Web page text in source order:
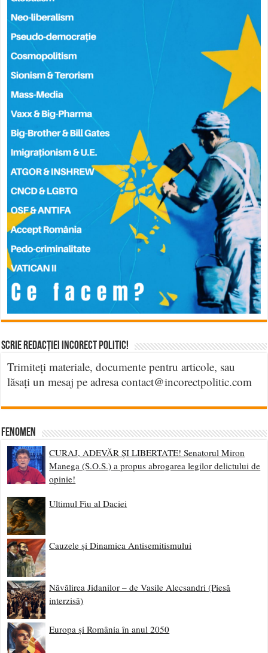
Scrie Redacției Incorect Politic!
Trimiteți materiale, documente pentru articole, sau
lăsați un mesaj pe adresa contact@incorectpolitic.com
Fenomen
CURAJ, ADEVĂR ȘI LIBERTATE! Senatorul Miron
Manega (S.O.S.) a propus abrogarea legilor delictului de
opinie!
Ultimul Fiu al Daciei
Cauzele și Dinamica Antisemitismului
Năvălirea Jidanilor – de Vasile Alecsandri (Piesă
interzisă)
Europa și România în anul 2050